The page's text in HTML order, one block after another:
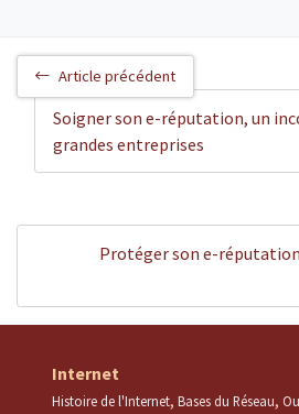
Article précédent
Soigner son e-réputation, un
grandes entreprises
Protéger son e-
Internet
Histoire de l'Internet Bases du Réseau